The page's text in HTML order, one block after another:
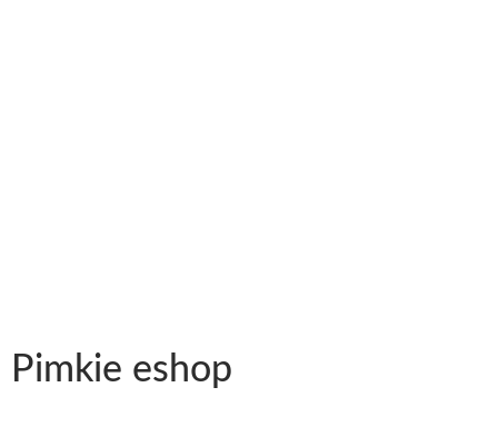
Pimkie eshop